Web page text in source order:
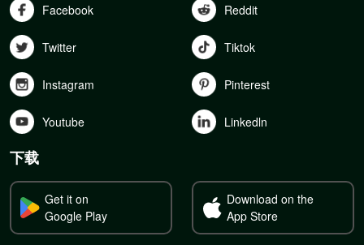
Facebook Reddit
Twitter Tiktok
Instagram Pinterest
Youtube Linkedln
下载
Get it on
Google Play
Download on the
App Store